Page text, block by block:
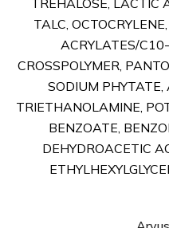
TREHALOSE, LACTIC
TALC,
ACRYLATES/
CROSSPOLYMER,
SODIUM PHYTATE,
TRIETHANOLAMINE,
BENZOATE,
DEHYDROACETIC